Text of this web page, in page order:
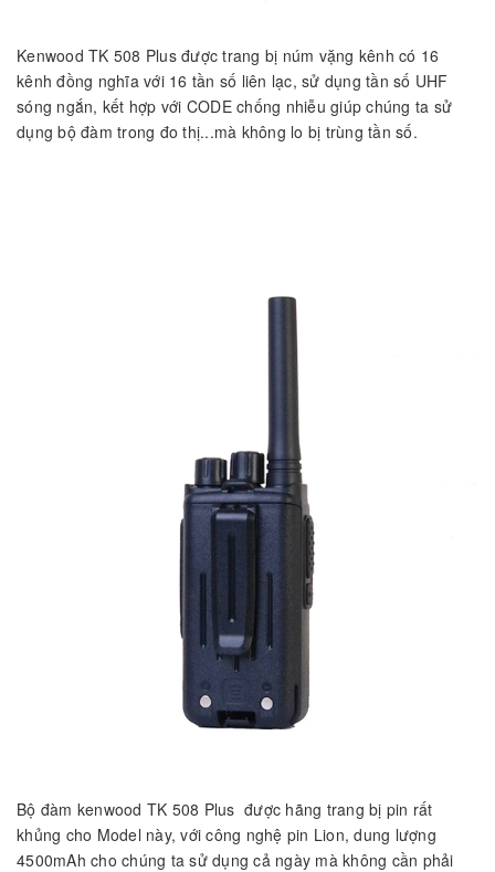
Kenwood TK 508 Plus được trang bị núm vặng kênh có 16
kênh đồng nghĩa với 16 tần số liên lạc, sử dụng tần số UHF
sóng ngắn, kết hợp với CODE chống nhiễu giúp chúng ta sử
dụng bộ đàm trong đo thị...mà không lo bị trùng tần số.
Bộ đàm kenwood TK 508 Plus được hãng trang bị pin rất
khủng cho Model này, với công nghệ pin Lion, dung lượng
4500mAh cho chúng ta sử dụng cả ngày mà không cần phải